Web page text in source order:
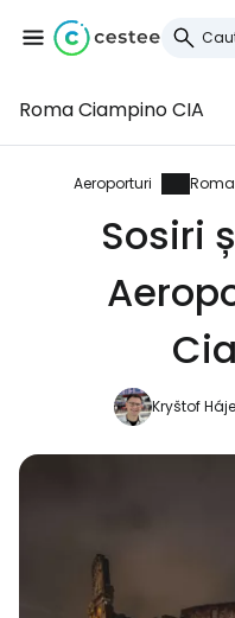
Roma Ciampino CIA
Aeroporturi
Sosiri
Kryštof
Cestee
... comunitatea